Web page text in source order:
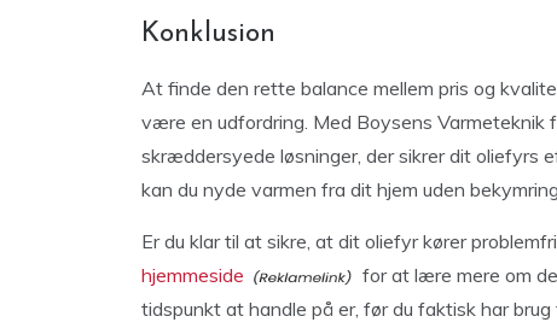
Konklusion
At finde den rette balance mellem pris og
være en udfordring. Med Boysens Varmeteknik
skræddersyede løsninger, der sikrer dit
kan du nyde varmen fra dit hjem uden
Er du klar til at sikre, at dit oliefyr kører
hjemmeside
for at lære mere om
tidspunkt at handle på er, før du faktisk har